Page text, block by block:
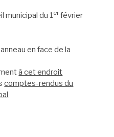
municipal du 1erfévrier
en face de la
à cet endroit
comptes-rendus du